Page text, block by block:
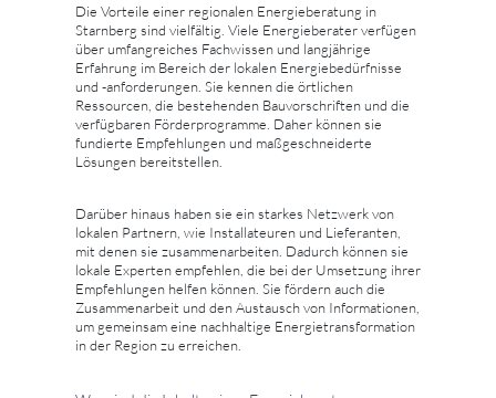
Die Vorteile einer regionalen Energieberatung in
Starnberg sind vielfältig. Viele Energieberater verfügen
über umfangreiches Fachwissen und langjährige
Erfahrung im Bereich der lokalen Energiebedürfnisse
und -anforderungen. Sie kennen die örtlichen
Ressourcen, die bestehenden Bauvorschriften und die
verfügbaren Förderprogramme. Daher können sie
fundierte Empfehlungen und maßgeschneiderte
Lösungen bereitstellen.
Darüber hinaus haben sie ein starkes Netzwerk von
lokalen Partnern, wie Installateuren und Lieferanten,
mit denen sie zusammenarbeiten. Dadurch können sie
lokale Experten empfehlen, die bei der Umsetzung ihrer
Empfehlungen helfen können. Sie fördern auch die
Zusammenarbeit und den Austausch von Informationen,
um gemeinsam eine nachhaltige Energietransformation
in der Region zu erreichen.